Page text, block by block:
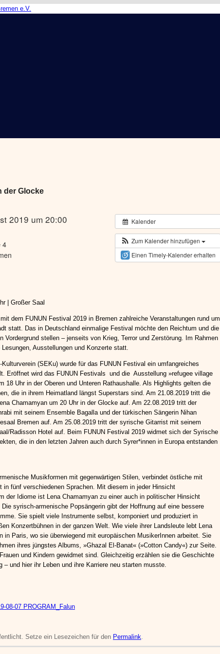
Gesellschaft Bremen e.V.
der Glocke
Kalender
Zum Kalender hinzufügen
Einen Timely-Kalender erhalten
2019 um 20:00
4
| Großer Saal
dem FUNUN Festival 2019 in Bremen zahlreiche Veranstaltungen rund um
statt. Das in Deutschland einmalige Festival möchte den Reichtum und die
Vordergrund stellen – jenseits von Krieg, Terror und Zerstörung. Im Rahmen
Ausstellungen und Konzerte statt.
(SEKu) wurde für das FUNUN Festival ein umfangreiches
Eröffnet wird das FUNUN Festivals und die Ausstellung »refugee village
18 Uhr in der Oberen und Unteren Rathaushalle. Als Highlights gelten die
die in ihrem Heimatland längst Superstars sind. Am 21.08.2019 tritt die
Chamamyan um 20 Uhr in der Glocke auf. Am 22.08.2019 tritt der
mit seinem Ensemble Bagalla und der türkischen Sängerin Nihan
Bremen auf. Am 25.08.2019 tritt der syrische Gitarrist mit seinem
Radisson Hotel auf. Beim FUNUN Festival 2019 widmet sich der Syrische
die in den letzten Jahren auch durch Syrer*innen in Europa entstanden
Musikformen mit gegenwärtigen Stilen, verbindet östliche mit
in fünf verschiedenen Sprachen. Mit diesem in jeder Hinsicht
der Idiome ist Lena Chamamyan zu einer auch in politischer Hinsicht
syrisch-armenische Popsängerin gibt der Hoffnung auf eine bessere
Sie spielt viele Instrumente selbst, komponiert und produziert in
Konzertbühnen in der ganzen Welt. Wie viele ihrer Landsleute lebt Lena
in Paris, wo sie überwiegend mit europäischen MusikerInnen arbeitet. Sie
ihres jüngstes Albums, »Ghazal El-Banat« (»Cotton Candy«) zur Seite.
und Kindern gewidmet sind. Gleichzeitig erzählen sie die Geschichte
– und hier ihr Leben und ihre Karriere neu starten musste.
08-07 PROGRAM_Falun
Setze ein Lesezeichen für den Permalink.